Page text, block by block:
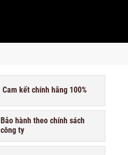
Cam kết chính hãng 100%
Bảo hành theo chính sách
công ty